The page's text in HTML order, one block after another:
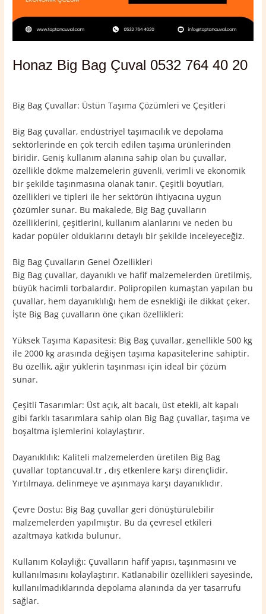
Honaz Big Bag Çuval 0532 764 40 20
Big Bag Çuvallar: Üstün Taşıma Çözümleri ve Çeşitleri
Big Bag çuvallar, endüstriyel taşımacılık ve depolama
sektörlerinde en çok tercih edilen taşıma ürünlerinden
biridir. Geniş kullanım alanına sahip olan bu çuvallar,
özellikle dökme malzemelerin güvenli, verimli ve ekonomik
bir şekilde taşınmasına olanak tanır. Çeşitli boyutları,
özellikleri ve tipleri ile her sektörün ihtiyacına uygun
çözümler sunar. Bu makalede, Big Bag çuvalların
özelliklerini, çeşitlerini, kullanım alanlarını ve neden bu
kadar popüler olduklarını detaylı bir şekilde inceleyeceğiz.
Big Bag Çuvalların Genel Özellikleri
Big Bag çuvallar, dayanıklı ve hafif malzemelerden üretilmiş,
büyük hacimli torbalardır. Polipropilen kumaştan yapılan bu
çuvallar, hem dayanıklılığı hem de esnekliği ile dikkat çeker.
İşte Big Bag çuvalların öne çıkan özellikleri:
Yüksek Taşıma Kapasitesi: Big Bag çuvallar, genellikle 500 kg
ile 2000 kg arasında değişen taşıma kapasitelerine sahiptir.
Bu özellik, ağır yüklerin taşınması için ideal bir çözüm
sunar.
Çeşitli Tasarımlar: Üst açık, alt bacalı, üst etekli, alt kapalı
gibi farklı tasarımlara sahip olan Big Bag çuvallar, taşıma ve
boşaltma işlemlerini kolaylaştırır.
Dayanıklılık: Kaliteli malzemelerden üretilen Big Bag
çuvallar toptancuval.tr , dış etkenlere karşı dirençlidir.
Yırtılmaya, delinmeye ve aşınmaya karşı dayanıklıdır.
Çevre Dostu: Big Bag çuvallar geri dönüştürülebilir
malzemelerden yapılmıştır. Bu da çevresel etkileri
azaltmaya katkıda bulunur.
Kullanım Kolaylığı: Çuvalların hafif yapısı, taşınmasını ve
kullanılmasını kolaylaştırır. Katlanabilir özellikleri sayesinde,
kullanılmadıklarında depolama alanında da yer tasarrufu
sağlar.